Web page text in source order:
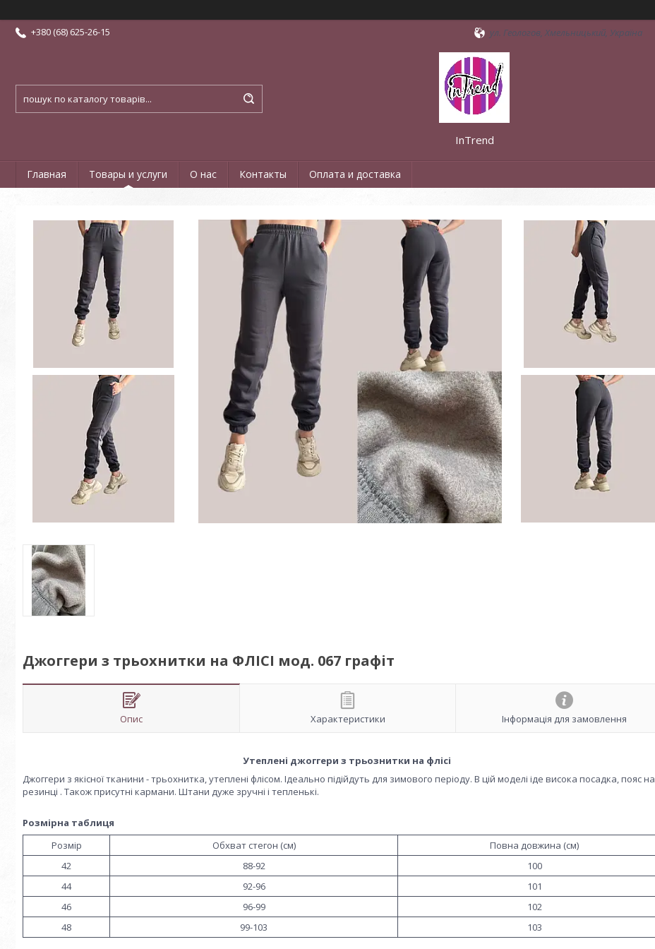
+380 (68) 625-26-15 ул. Геологов, Хмельницький, Україна
InTrend
Главная Товары и услуги О нас Контакты Оплата и доставка
Джоггери з трьохнитки на ФЛІСІ мод. 067 графіт
Опис Характеристики Інформація для замовлення
Утеплені джоггери з трьознитки на флісі
Джоггери з якісної тканини - трьохнитка, утеплені флісом. Ідеально підійдуть для зимового періоду. В цій моделі іде висока посадка, пояс на
резинці . Також присутні кармани. Штани дуже зручні і тепленькі.
Розмірна таблиця
Розмір
Обхват стегон (см)
Повна довжина (см)
42
88-92
100
44
92-96
101
46
96-99
102
48
99-103 103